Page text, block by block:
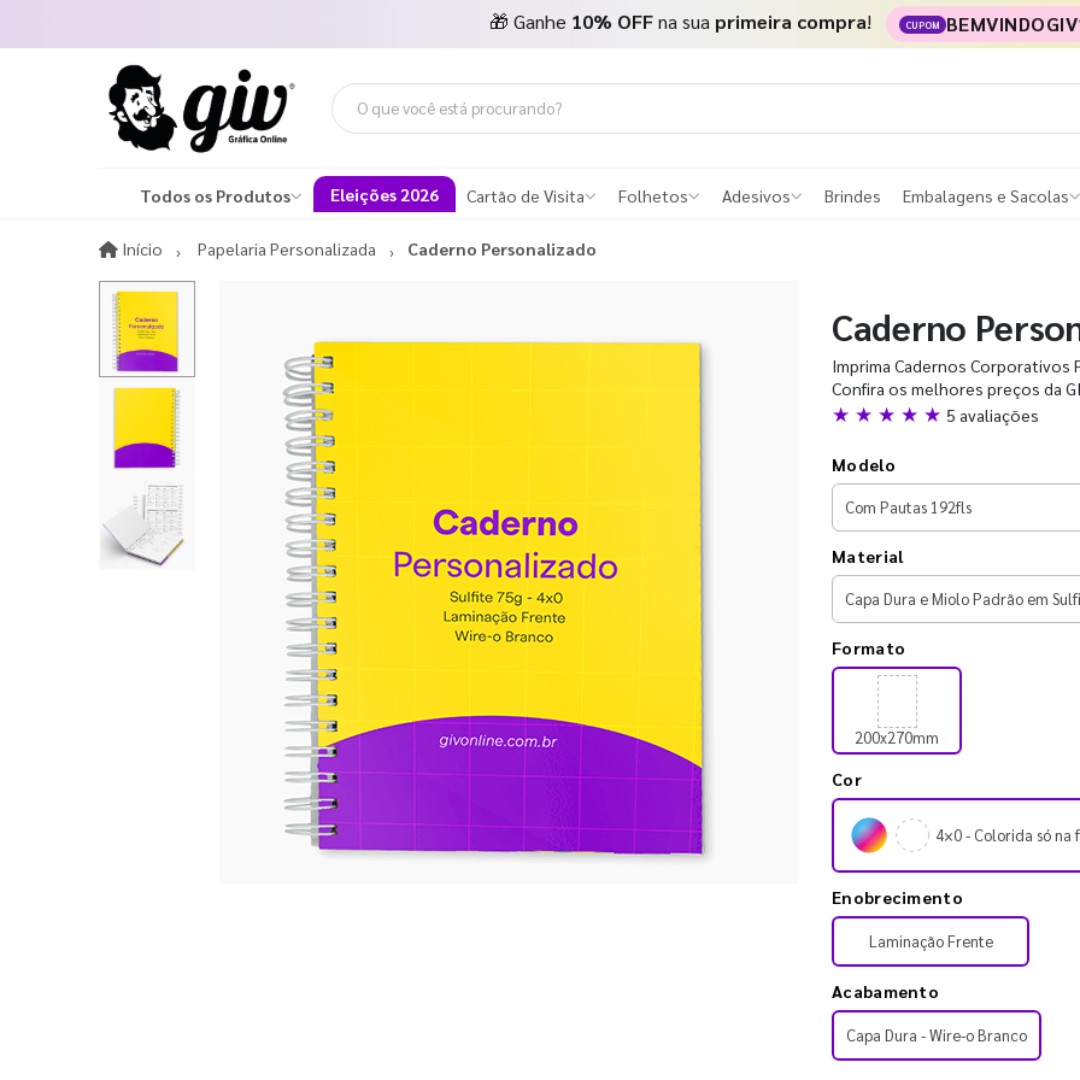
🎁 Ganhe 10% OFFna sua primeira compra! CUPOM
Todos os Produtos Eleições 2026 Cartão de Visita Folhetos Adesivos Brindes Embalagens e Sacolas
Início InícioPapelaria Personalizada Caderno Personalizado
Caderno
Imprima Cadernos Corporativos
Confira os melhores preços da
★ ★ ★ ★ ★ 5 avaliações
Modelo
Material
Formato
200x270mm
Cor
4×0 - Colorida só na
Enobrecimento
Laminação Frente
Acabamento
Capa Dura - Wire-o Branco